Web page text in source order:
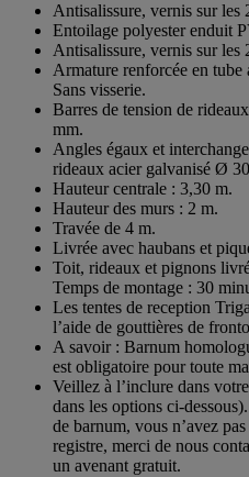
Antisalissure, vernis sur les
Entoilage polyester enduit
Antisalissure, vernis sur les
Armature renforcée en
Sans visserie.
Barres de tension de
mm.
Angles égaux et
rideaux acier galvanisé Ø
Hauteur centrale : 3,30 m.
Hauteur des murs : 2 m.
Travée de 4 m.
Livrée avec haubans et
Toit, rideaux et pignons
Temps de montage : 30
Les tentes de reception
l’aide de gouttières de
A savoir : Barnum
est obligatoire pour toute
Veillez à l’inclure dans
dans les options ci-
de barnum, vous n’avez
registre, merci de nous
un avenant gratuit.